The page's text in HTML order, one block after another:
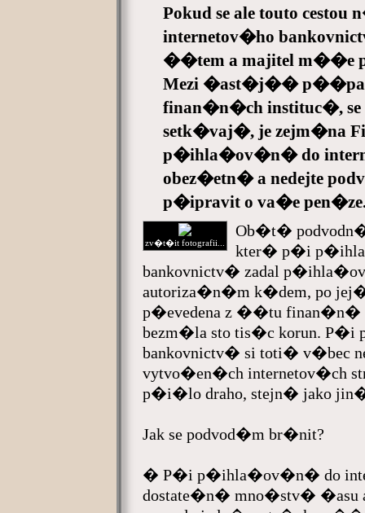
Pokud se ale touto
internetov�ho
��tem a majitel m��e
Mezi �ast�j��
finan�n�ch instituc�,
setk�vaj�, je zejm�na
p�ihla�ov�n� do
obez�etn� a nedejte
p�ipravit o va�e
zv�t�it fotografii...
Ob�t�
kter� p�i
bankovnictv� zadal
autoriza�n�m k�dem, po
p�evedena z ��tu
bezm�la sto tis�c korun.
bankovnictv� si toti� v�bec
vytvo�en�ch internetov�ch
p�i�lo draho, stejn� jako
Jak se podvod�m br�nit?
� P�i p�ihla�ov�n� do
dostate�n� mno�stv� �asu